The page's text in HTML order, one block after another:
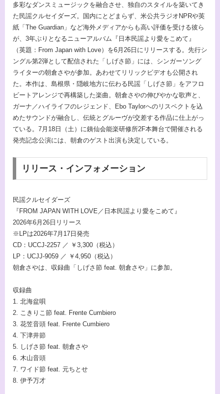
多彩なダンスミュージックを融合させ、独自のスタイルを築いてき
た民謡クルセイダーズ。国内にとどまらず、米公共ラジオNPRや英
紙「The Guardian」など海外メディアからも高い評価を受ける彼ら
が、3年ぶりとなるニューアルバム『日本民謡より愛をこめて』
（英題：From Japan with Love）を6月26日にリリースする。先行シ
ングル第2弾として配信された「しげさ節」には、シンガーソング
ライターの朝倉さやが参加。あわせてリリックビデオも公開され
た。本作は、島根県・隠岐地方に伝わる民謡「しげさ節」をアフロ
ビートアレンジで再構築した楽曲。朝倉さやの伸びやかな歌声と、
ガーナ／ハイライフのレジェンド、Ebo Taylorへのリスペクトを込
めたサウンドが融合し、伝統とグルーヴが交差する作品に仕上がっ
ている。7月18日（土）に銕仙会能楽研修所2F本舞台で開催される
発売記念公演には、朝倉のゲスト出演も決定している。
リリース・インフォメーション
民謡クルセイダーズ
『FROM JAPAN WITH LOVE／日本民謡より愛をこめて』
2026年6月26日リリース
※LPは2026年7月17日発売
CD：UCCJ-2257 ／ ￥3,300（税込）
LP：UCJJ-9059 ／ ￥4,950（税込）
朝倉さやは、収録曲「しげさ節 feat. 朝倉さや」に参加。
収録曲
1. 北海盆唄
2. こきりこ節 feat. Frente Cumbiero
3. 花笠音頭 feat. Frente Cumbiero
4. 下津井節
5. しげさ節 feat. 朝倉さや
6. 木山音頭
7. ワイド節 feat. 元ちとせ
8. 伊予万才